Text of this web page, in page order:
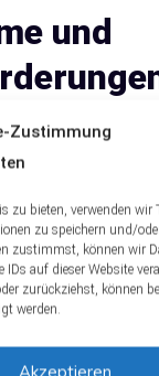
Zustimmung
zu bieten, verwenden wir
zu speichern und/
zustimmst, können wir
IDs auf dieser Website
zurückziehst, können
werden.
Akzeptieren
und